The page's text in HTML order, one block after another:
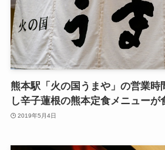
熊本駅「火の国うまや」の営業時
し辛子蓮根の熊本定食メニューが
2019年5月4日